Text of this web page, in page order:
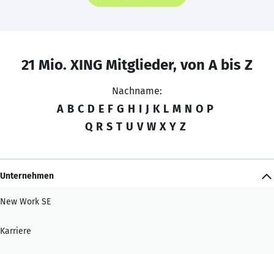
21 Mio. XING Mitglieder, von A bis Z
Nachname:
A B C D E F G H I J K L M N O P
Q R S T U V W X Y Z
Unternehmen
New Work SE
Karriere